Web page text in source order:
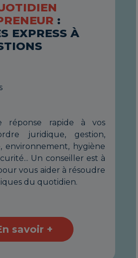
:
EXPRESS À
réponse rapide à vos
juridique, gestion,
environnement, hygiène
Un conseiller est à
vous aider à résoudre
du quotidien.
savoir +